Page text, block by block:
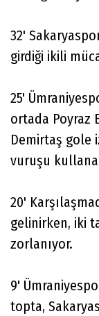
32'
girdiği ikili
25'
ortada Poyraz
Demirtaş gole
vuruşu
20'
gelinirken, iki
zorlanıyor.
9'
topta,